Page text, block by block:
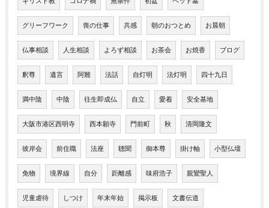
グリーフワーク 喪の仕事 共感 朝のおつとめ お晨朝
仏事相談 人生相談 よろず相談 お茶会 お焼香 ブログ
釈尊 遺言 阿難 法話 自灯明 法灯明 四十九日
満中陰 中陰 往生即成仏 自立 愛着 安全基地
大阪市港区西明寺 西本願寺 門前町 秋 清岡隆文
彼岸会 前住職 法座 聴聞 御本尊 掛け軸 小型仏壇
免物 境界線 自分 距離感 味府浩子 親鸞聖人
児童虐待 しつけ 年末年始 掲示板 文書伝道